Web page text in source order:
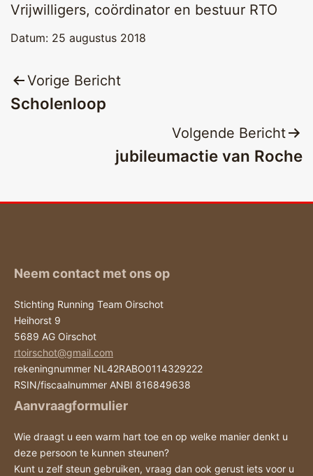
Vrijwilligers, coördinator en bestuur RTO
Datum: 25 augustus 2018
Bericht
navigatie
Vorige Bericht
Scholenloop
Volgende Bericht
jubileumactie van Roche
Neem contact met ons op
Stichting Running Team Oirschot
Heihorst 9
5689 AG Oirschot
rtoirschot@gmail.com
rekeningnummer NL42RABO0114329222
RSIN/fiscaalnummer ANBI 816849638
Aanvraagformulier
Wie draagt u een warm hart toe en op welke manier denkt u
deze persoon te kunnen steunen?
Kunt u zelf steun gebruiken, vraag dan ook gerust iets voor u